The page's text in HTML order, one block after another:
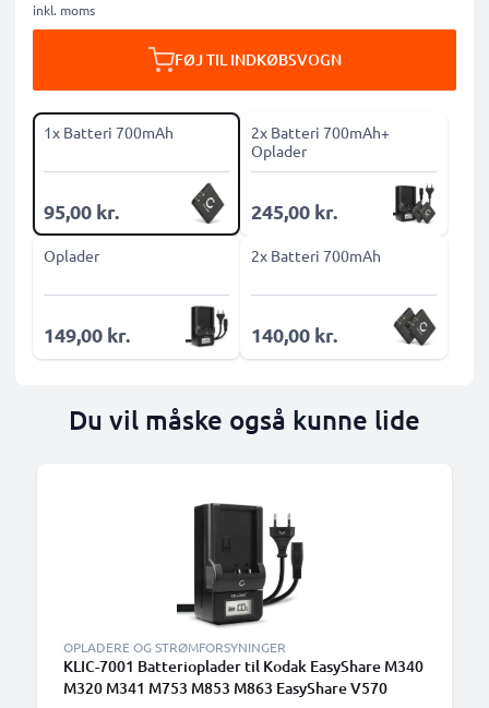
inkl. moms
FØJ TIL INDKØBSVOGN
1x Batteri 700mAh
95,00 kr.
2x Batteri 700mAh+
Oplader
245,00 kr.
Oplader
149,00 kr.
2x Batteri 700mAh
140,00 kr.
Du vil måske også kunne lide
OPLADERE OG STRØMFORSYNINGER
KLIC-7001 Batterioplader til Kodak EasyShare M340
M320 M341 M753 M853 M863 EasyShare V570